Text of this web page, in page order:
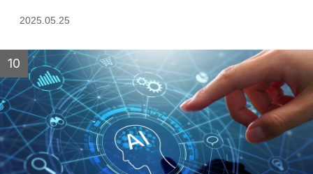
2025.05.25